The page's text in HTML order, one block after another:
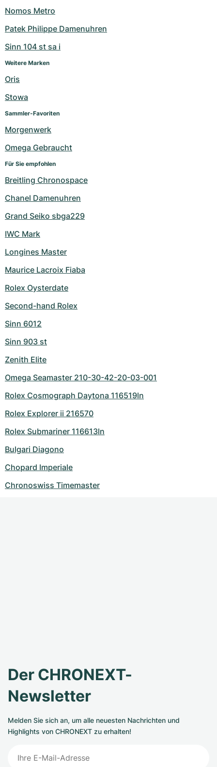
Nomos Metro
Patek Philippe Damenuhren
Sinn 104 st sa i
Weitere Marken
Oris
Stowa
Sammler-Favoriten
Morgenwerk
Omega Gebraucht
Für Sie empfohlen
Breitling Chronospace
Chanel Damenuhren
Grand Seiko sbga229
IWC Mark
Longines Master
Maurice Lacroix Fiaba
Rolex Oysterdate
Second-hand Rolex
Sinn 6012
Sinn 903 st
Zenith Elite
Omega Seamaster 210-30-42-20-03-001
Rolex Cosmograph Daytona 116519ln
Rolex Explorer ii 216570
Rolex Submariner 116613ln
Bulgari Diagono
Chopard Imperiale
Chronoswiss Timemaster
Der CHRONEXT-
Newsletter
Melden Sie sich an, um alle neuesten Nachrichten und
Highlights von CHRONEXT zu erhalten!